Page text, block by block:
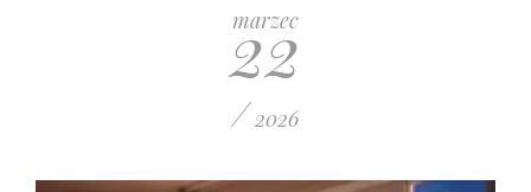
marzec
22
/ 2026